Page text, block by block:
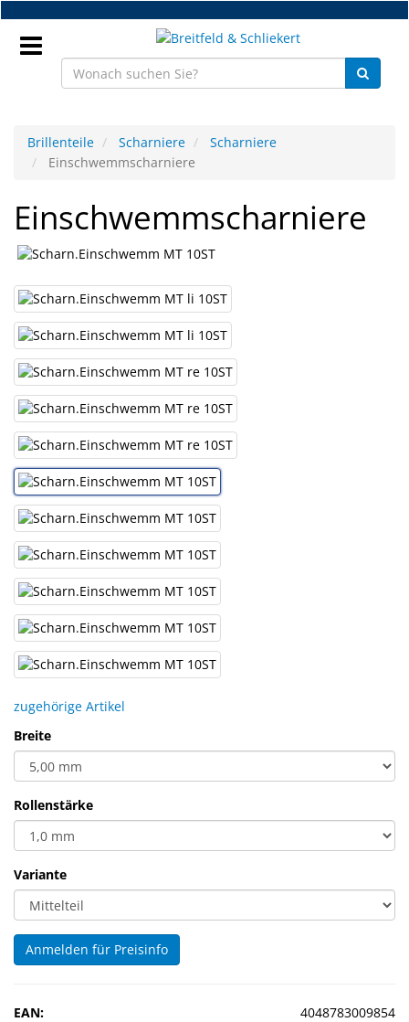
Zum
Hauptinhalt
springen
DE
NEU
Werkstatt
Handelsware
Sport
&
Sonne
Milo
&
Me
JustMILO
I
NEED
YOU
Optische
Schleiftechnik
SALE
Brillenteile Scharniere
Scharniere
Einschwemmscharniere
Einschwemmscharniere
zugehörige Artikel
Breite
Rollenstärke
Variante
Anmelden für Preisinfo
EAN:
4048783009854